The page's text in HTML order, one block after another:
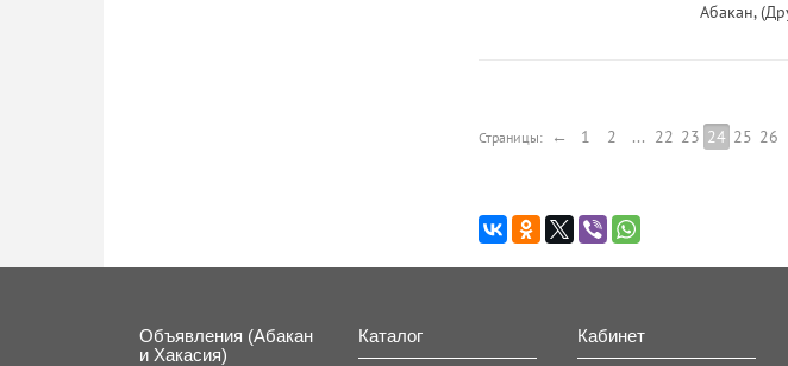
Абакан,
Страницы: ← 1 2 ... 22 23 24 25 26
Объявления (Абакан
и Хакасия)
Каталог Кабинет